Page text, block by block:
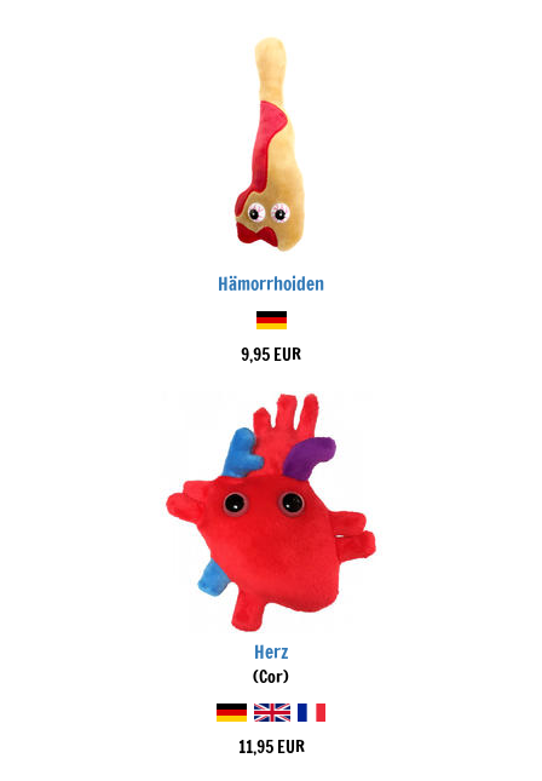
Hämorrhoiden
9,95 EUR
Herz
(Cor)
11,95 EUR